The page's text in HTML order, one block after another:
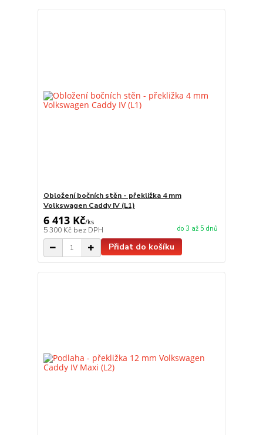
Obložení bočních stěn - překližka 4 mm
Volkswagen Caddy IV (L1)
6 413 Kč/ks
5 300 Kč bez DPH do 3 až 5 dnů
Přidat do košíku